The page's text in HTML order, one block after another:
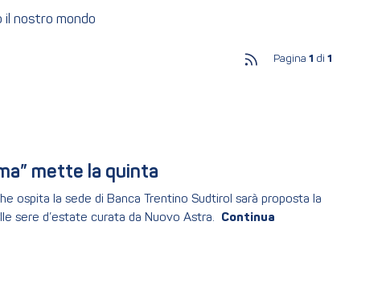
nostro mondo
Pagina 1 di 1
mette la quinta
ospita la sede di Banca Trentino Sudtirol sarà proposta la
sere d’estate curata da Nuovo Astra.